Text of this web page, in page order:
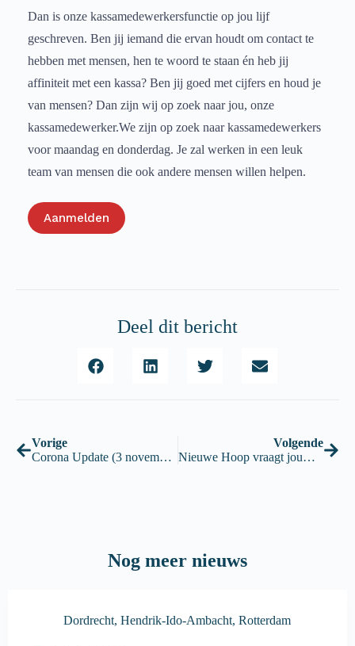
Dan is onze kassamedewerkersfunctie op jou lijf
geschreven. Ben jij iemand die ervan houdt om contact te
hebben met mensen, hen te woord te staan én heb jij
affiniteit met een kassa? Ben jij goed met cijfers en houd je
van mensen? Dan zijn wij op zoek naar jou, onze
kassamedewerker.We zijn op zoek naar kassamedewerkers
voor maandag en donderdag. Je zal werken in een leuk
team van mensen die ook andere mensen willen helpen.
Aanmelden
Deel dit bericht
Vorige
Corona Update (3 november ’20)
Volgende
Nieuwe Hoop vraagt jouw hulp!
Nog meer nieuws
Dordrecht, Hendrik-Ido-Ambacht, Rotterdam